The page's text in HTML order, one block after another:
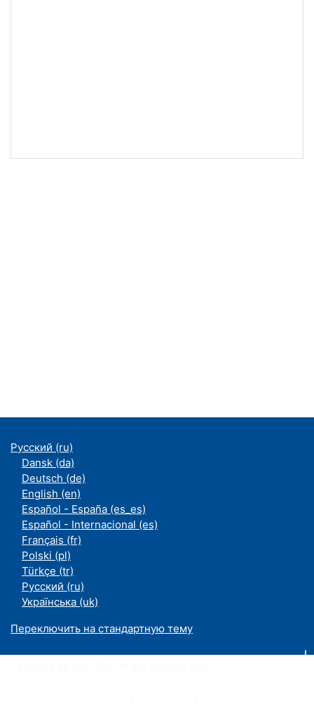
Русский ‎(ru)‎
Dansk ‎(da)‎
Deutsch ‎(de)‎
English ‎(en)‎
Español - España ‎(es_es)‎
Español - Internacional ‎(es)‎
Français ‎(fr)‎
Polski ‎(pl)‎
Türkçe ‎(tr)‎
Русский ‎(ru)‎
Українська ‎(uk)‎
Переключить на стандартную тему